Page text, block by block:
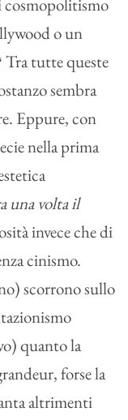
cosmopolitismo
o un
tutte queste
sembra
Eppure, con
nella prima
una volta il
invece che di
cinismo.
scorrono sullo
quanto la
forse la
altrimenti